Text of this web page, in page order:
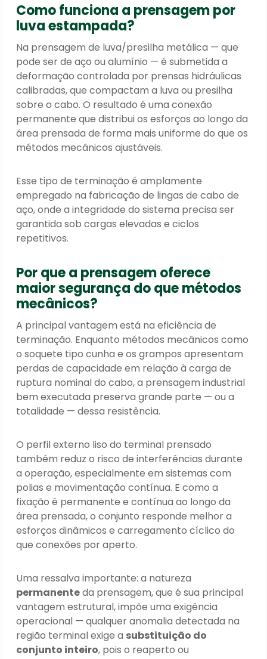
Como funciona a prensagem por
luva estampada?
Na prensagem de luva/presilha metálica — que
pode ser de aço ou alumínio — é submetida a
deformação controlada por prensas hidráulicas
calibradas, que compactam a luva ou presilha
sobre o cabo. O resultado é uma conexão
permanente que distribui os esforços ao longo da
área prensada de forma mais uniforme do que os
métodos mecânicos ajustáveis.
Esse tipo de terminação é amplamente
empregado na fabricação de lingas de cabo de
aço, onde a integridade do sistema precisa ser
garantida sob cargas elevadas e ciclos
repetitivos.
Por que a prensagem oferece
maior segurança do que métodos
mecânicos?
A principal vantagem está na eficiência de
terminação. Enquanto métodos mecânicos como
o soquete tipo cunha e os grampos apresentam
perdas de capacidade em relação à carga de
ruptura nominal do cabo, a prensagem industrial
bem executada preserva grande parte — ou a
totalidade — dessa resistência.
O perfil externo liso do terminal prensado
também reduz o risco de interferências durante
a operação, especialmente em sistemas com
polias e movimentação contínua. E como a
fixação é permanente e contínua ao longo da
área prensada, o conjunto responde melhor a
esforços dinâmicos e carregamento cíclico do
que conexões por aperto.
Uma ressalva importante: a natureza
permanenteda prensagem, que é sua principal
vantagem estrutural, impõe uma exigência
operacional — qualquer anomalia detectada na
região terminal exige a substituição do
conjunto inteiro, pois o reaperto ou